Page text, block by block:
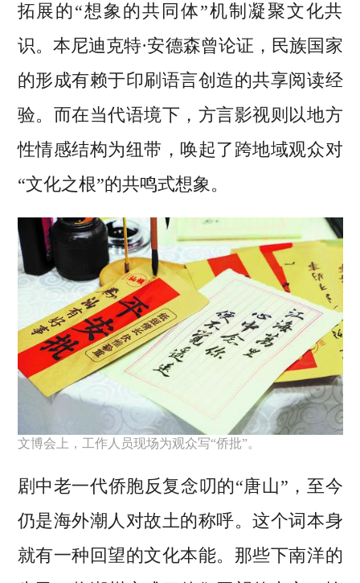
拓展的“想象的共同体”机制凝聚文化共
识。本尼迪克特·安德森曾论证，民族国家
的形成有赖于印刷语言创造的共享阅读经
验。而在当代语境下，方言影视则以地方
性情感结构为纽带，唤起了跨地域观众对
“文化之根”的共鸣式想象。
文博会上，工作人员现场为观众写“侨批”。
剧中老一代侨胞反复念叨的“唐山”，至今
仍是海外潮人对故土的称呼。这个词本身
就有一种回望的文化本能。那些下南洋的